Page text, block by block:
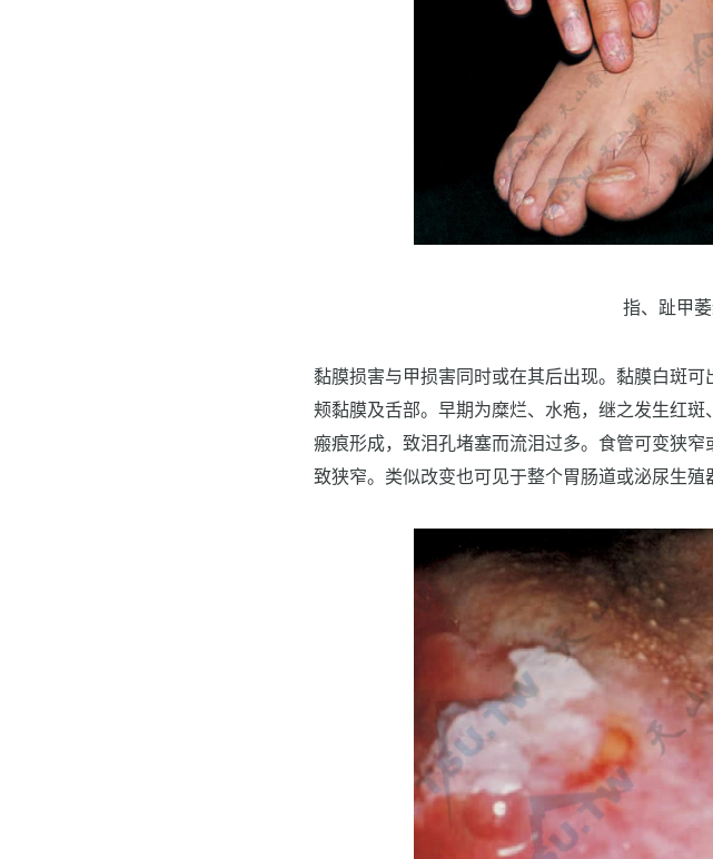
指、趾甲
黏膜损害与甲损害同时或在其后出现。黏膜白斑
颊黏膜及舌部。早期为糜烂、水疱，继之发生红
瘢痕形成，致泪孔堵塞而流泪过多。食管可变狭
致狭窄。类似改变也可见于整个胃肠道或泌尿生殖